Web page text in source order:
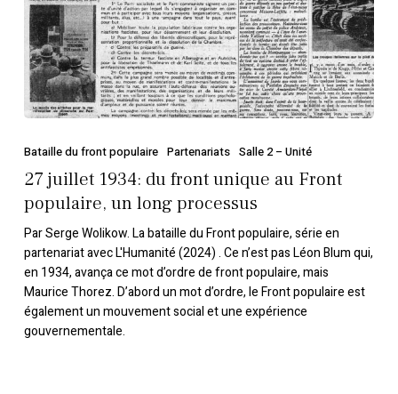
Bataille du front populaire Partenariats Salle 2 – Unité
27 juillet 1934: du front unique au Front
populaire, un long processus
Par Serge Wolikow. La bataille du Front populaire, série en
partenariat avec L'Humanité (2024) . Ce n’est pas Léon Blum qui,
en 1934, avança ce mot d’ordre de front populaire, mais
Maurice Thorez. D’abord un mot d’ordre, le Front populaire est
également un mouvement social et une expérience
gouvernementale.